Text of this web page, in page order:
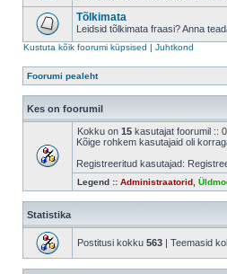
Tõlkimata
Leidsid tõlkimata fraasi? Anna
Kustuta kõik foorumi küpsised | Juhtkond
Foorumi pealeht
Kes on foorumil
Kokku on 15 kasutajat foorumil ::
Kõige rohkem kasutajaid oli
Registreeritud kasutajad:
Legend :: Administraatorid
Statistika
Postitusi kokku 563 | Teemasid